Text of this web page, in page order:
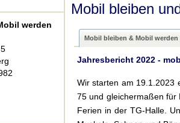
werden
Mobil bleiben
Mobil bleiben & Mobil werden
Jahresbericht 2022 -
Wir starten am 19.1.2023
75 und gleichermaßen für
Ferien in der TG-Halle.